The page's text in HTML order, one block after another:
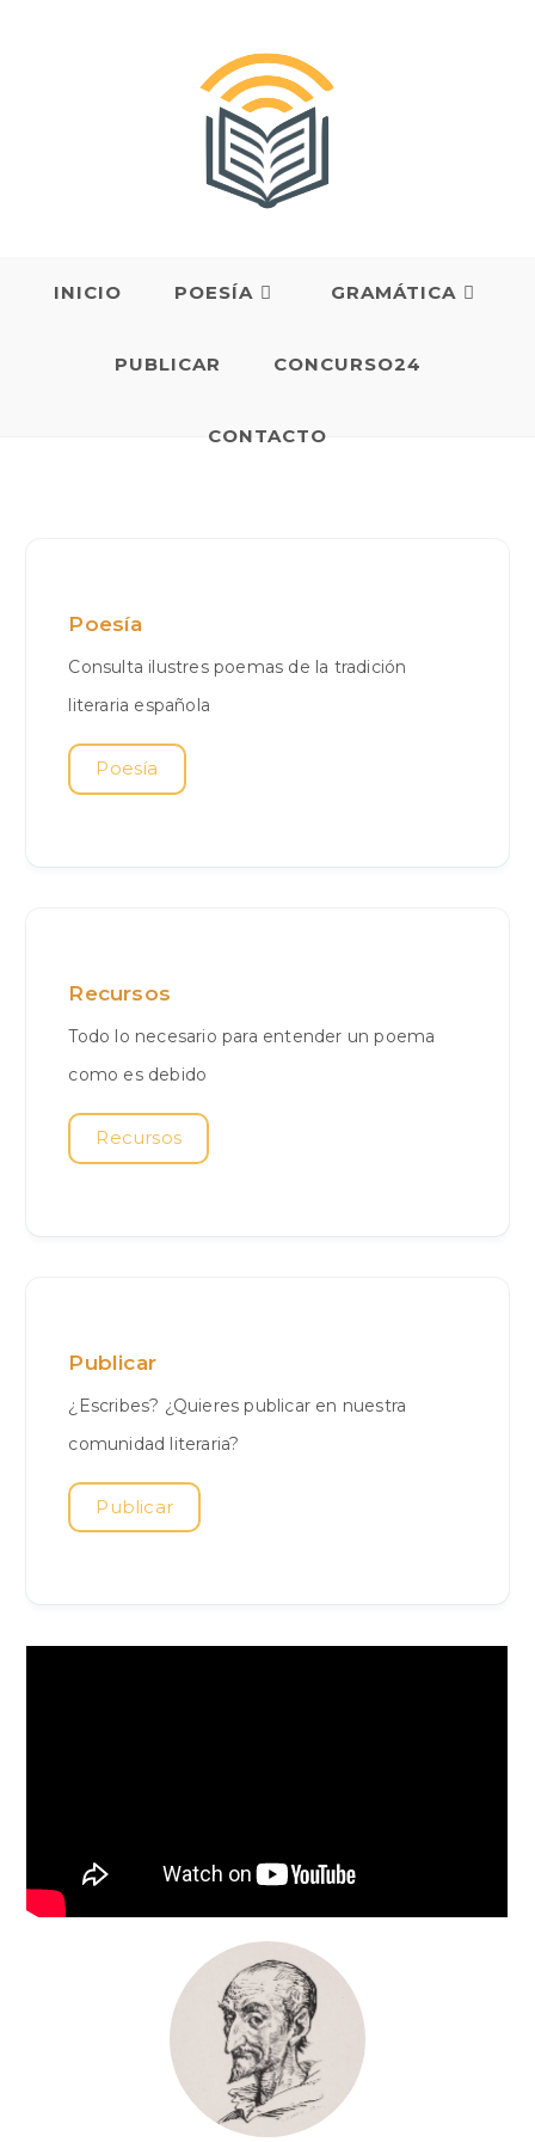
INICIO POESÍA GRAMÁTICA
PUBLICAR CONCURSO24
CONTACTO
Poesía
Consulta ilustres poemas de la tradición
literaria española
Poesía
Recursos
Todo lo necesario para entender un poema
como es debido
Recursos
Publicar
¿Escribes? ¿Quieres publicar en nuestra
comunidad literaria?
Publicar